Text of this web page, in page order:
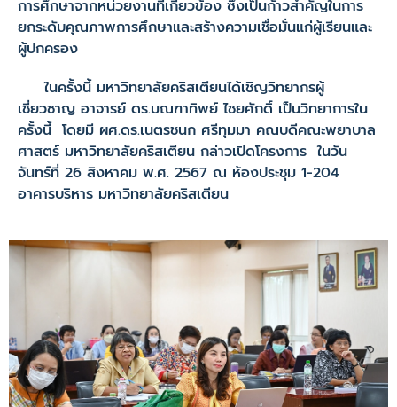
การศึกษาจากหน่วยงานที่เกี่ยวข้อง ซึ่งเป็นก้าวสำคัญในการ
ยกระดับคุณภาพการศึกษาและสร้างความเชื่อมั่นแก่ผู้เรียนและ
ผู้ปกครอง
ในครั้งนี้ มหาวิทยาลัยคริสเตียนได้เชิญวิทยากรผู้
เชี่ยวชาญ อาจารย์ ดร.มณฑาทิพย์ ไชยศักดิ์ เป็นวิทยาการใน
ครั้งนี้ โดยมี ผศ.ดร.เนตรชนก ศรีทุมมา คณบดีคณะพยาบาล
ศาสตร์ มหาวิทยาลัยคริสเตียน กล่าวเปิดโครงการ ในวัน
จันทร์ที่ 26 สิงหาคม พ.ศ. 2567 ณ ห้องประชุม 1-204
อาคารบริหาร มหาวิทยาลัยคริสเตียน